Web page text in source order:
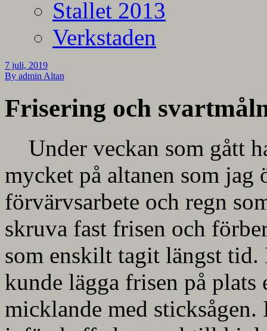
Stallet 2013
Verkstaden
7 juli, 2019
By admin Altan
Frisering och
Under veckan som gått
mycket på altanen som jag
förvärvsarbete och regn
skruva fast frisen och
som enskilt tagit längst
kunde lägga frisen på plats
micklande med